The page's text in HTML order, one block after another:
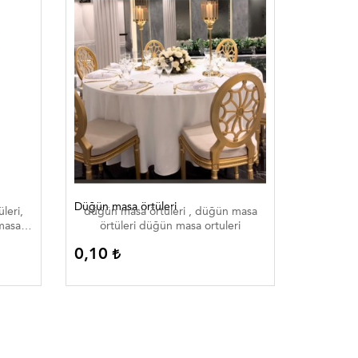
Düğün masa örtüleri
düğün masa örtüleri , düğün masa
örtüleri düğün masa ortuleri
0,10